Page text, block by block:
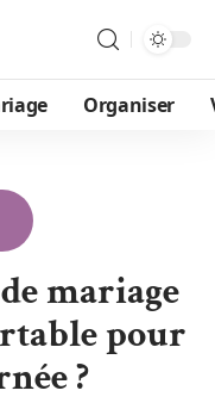
Organiser
mariage
pour
?